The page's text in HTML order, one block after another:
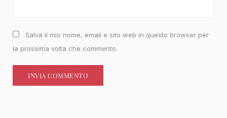
Salva il mio nome, email e sito web in questo browser per
la prossima volta che commento.